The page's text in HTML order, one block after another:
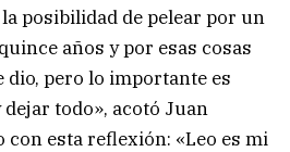
posibilidad de pelear por un
años y por esas cosas
dio, pero lo importante es
todo», acotó Juan
esta reflexión: «Leo es mi